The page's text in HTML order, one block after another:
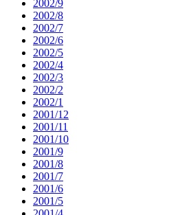
2002/9
2002/8
2002/7
2002/6
2002/5
2002/4
2002/3
2002/2
2002/1
2001/12
2001/11
2001/10
2001/9
2001/8
2001/7
2001/6
2001/5